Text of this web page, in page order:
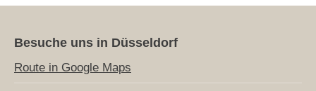
Besuche uns in Düsseldorf
Route in Google Maps